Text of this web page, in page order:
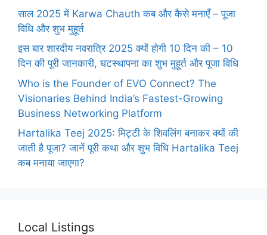
साल 2025 में Karwa Chauth कब और कैसे मनाएँ – पूजा
विधि और शुभ मुहूर्त
इस बार शारदीय नवरात्रि 2025 क्यों होगी 10 दिन की – 10
दिन की पूरी जानकारी, घटस्थापना का शुभ मुहूर्त और पूजा विधि
Who is the Founder of EVO Connect? The
Visionaries Behind India’s Fastest-Growing
Business Networking Platform
Hartalika Teej 2025: मिट्टी के शिवलिंग बनाकर क्यों की
जाती है पूजा? जानें पूरी कथा और शुभ विधि Hartalika Teej
कब मनाया जाएगा?
Local Listings